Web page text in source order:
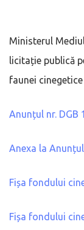
Ministerul
licitație publică
faunei
Anunțul nr. DGB
Anexa la
Fișa fondului
Fișa fondului